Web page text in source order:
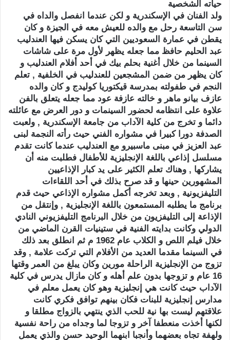
حياته الشخصية
ولد الفنان في الإسكندرية و لكن عندما انفصل والداه في
سن التاسعة رحل مع والده للعيش معه في الجيزة و كان
يقطن في عمارة السعوديين التي كان يسكن فيها العندليب
عبد الحليم حافظ مما جعله يظهر لأول مرة على شاشات
السينما من خلال أغنية بحلم بيك في أحد أفلام العندليب و
كان يظهر من ضمن المشجعين للعندليب في الخلفية , تعلم
النجم في طفولته بمدرسة قيكتوريا كوليدج و كان والده
عازف بيانو ماهر و خالته عازفة عود مما جعله يتعلق بالفن
علاوة على انتظامه لحضور السينمات و دور العرض مع عائلته
دائما و تخرج من كلية الآداب من جامعة الإسكندرية , ولعبت
الصدفة دورا كبيرا في مشواره الفني حيث رأته النجمة لبنى
عبد العزيز في مبنى ماسبيرو مع العندليب عندما كانت تقدم
مسلسل إذاعي باللغة الإنجليزية للأطفال فطلبت منه أن
يشاركها , وهناك تعلم الكثير على يد كبار الإذاعيين
المشهورين حينها و قد صرح بذلك في أحد اللقاءات
التليفزيونية , وبعد تخرجه أكمل مشواره الإذاعي حيث قدم
برنامج ما يطلبه المستمعون باللغة الإنجليزية , وإنتقل من
الإذاعة إلى التليفزيون من خلال البرنامج التليفزيوني النادي
الدولي وكانت بدايته الفنية في ستينيات القرن الماضي من
خلال فيلم اللص و الكلاب عام 1962 م ثم انطلق بعد ذلك
في السينما مقدما العديد من الأفلام التي تركت علامة , وقد
تزوج من الإنجليزية الراحلة مورين وكان يبلغ من العمر وقتها
16 عام و تزوجها بدون علم أهله و كان مازال يدرس في كلية
الآداب حيث كانت هي إنجليزية وهو كان يعمل معلم في
مدارس إنجليزية للبنات فكان بينهم توافق فكري كانت
علاقتهم ليست بها نية للحب الذي ينتهي بالزواج مطلقا و
لكنها أخذت منعطفا آخر و تزوجا لما وجداه من راحة نفسية
ولهفة تجاه بعضهما وأنجبا ابنهما الوحيد حسن والذي يعمل